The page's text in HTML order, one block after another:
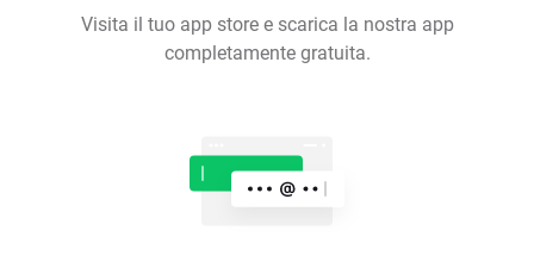
Visita il tuo app store e scarica la nostra app
completamente gratuita.